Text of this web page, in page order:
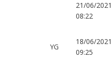
21/06/2021
08:22
YG
18/06/2021
09:25